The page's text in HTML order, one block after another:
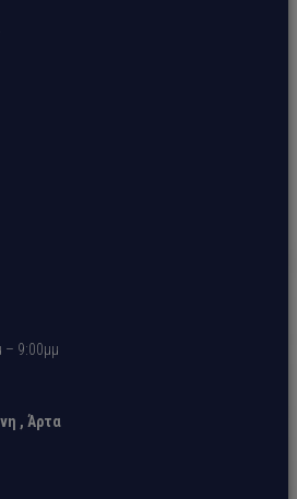
– 9:00μμ
, Άρτα